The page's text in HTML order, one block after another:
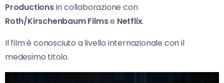
Productionsin collaborazione con
Roth/Kirschenbaum Filmse Netflix.
Il film è conosciuto a livello internazionale con il
medesimo titolo.